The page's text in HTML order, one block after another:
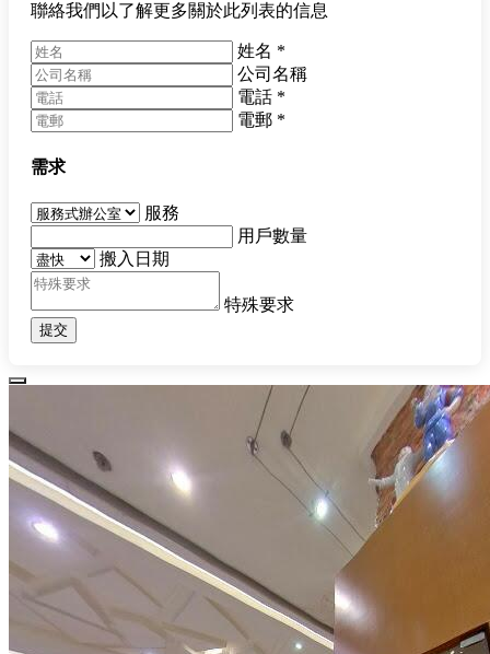
聯絡我們以了解更多關於此列表的信息
姓名 *
公司名稱
電話 *
電郵 *
需求
服務
用戶數量
搬入日期
特殊要求
提交